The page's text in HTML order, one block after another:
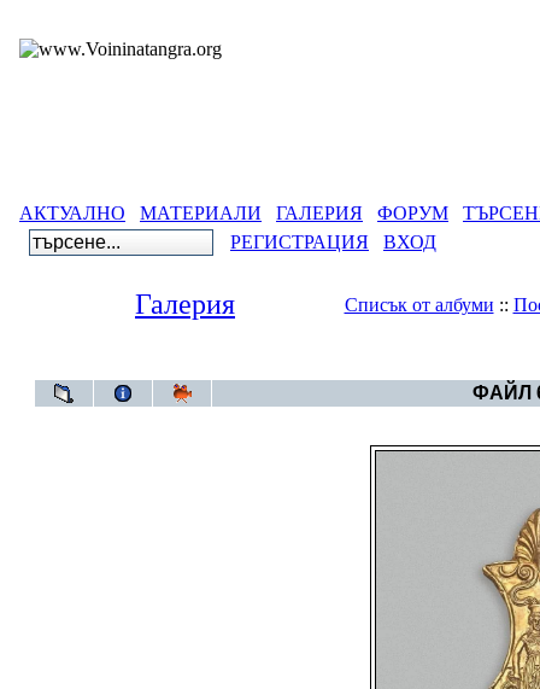
АКТУАЛНО МАТЕРИАЛИ ГАЛЕРИЯ ФОРУМ
РЕГИСТРАЦИЯ
ВХОД
Галерия Списък от албуми ::
ФАЙЛ